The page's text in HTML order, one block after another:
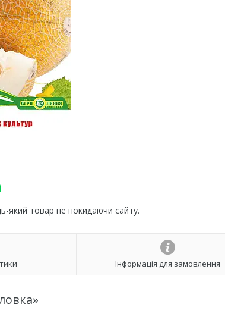
який товар не покидаючи сайту.
Інформація для замовлення